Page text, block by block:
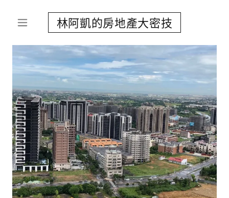
林阿凱的房地產大密技